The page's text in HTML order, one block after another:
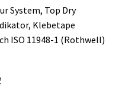
System, Top Dry
Klebetape
ISO 11948-1 (Rothwell)